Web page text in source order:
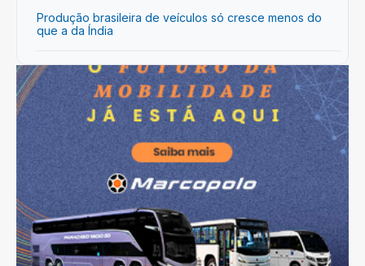
Produção brasileira de veículos só cresce menos do
que a da Índia